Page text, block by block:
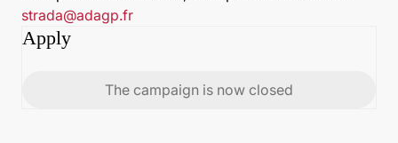
strada@adagp.fr
Apply
The campaign is now closed